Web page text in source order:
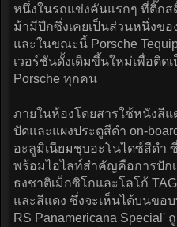
หนึ่งในรถแข่งคันแรกๆ ที่ติ๊กส
ม้ามีปีกซึ่งเคยเป็นส่วนหนึ่งขอ
และในขณะนี้ Porsche
เวอร์ชันดั้งเดิมขึ้นใหม่เพื่อติด
Porsche ทุกคน
ภายในห้องโดยสารใช้หนังสีแ
ปัดและแผงประตูสีดำ on-
อะลูมิเนียมชุบอะโนไดซ์สีดำ
พร้อมไฮไลท์สำคัญคือการปัก
ธงชาติเม็กซิโกและโลโก้
และสีแดง ซึ่งจะเห็นได้บนขอ
RS Panamericana Special'